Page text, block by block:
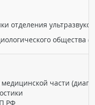
отделения
общества
части
РФ